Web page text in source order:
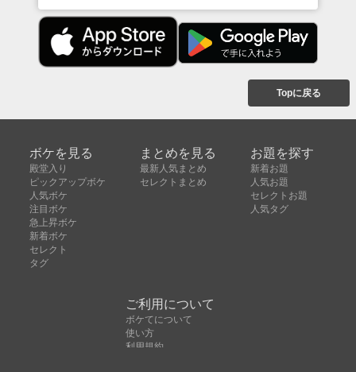
Topに戻る
ボケを見る
殿堂入り
ピックアップボケ
人気ボケ
注目ボケ
急上昇ボケ
新着ボケ
セレクト
タグ
まとめを見る
最新人気まとめ
セレクトまとめ
お題を探す
新着お題
人気お題
セレクトお題
人気タグ
ご利用について
ボケてについて
使い方
利用規約